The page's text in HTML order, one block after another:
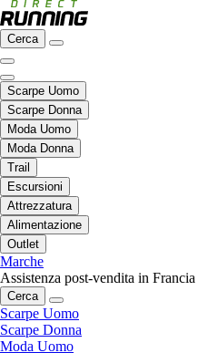
Cerca
Scarpe Uomo
Scarpe Donna
Moda Uomo
Moda Donna
Trail
Escursioni
Attrezzatura
Alimentazione
Outlet
Marche
Assistenza post-vendita in Francia
Cerca
Scarpe Uomo
Scarpe Donna
Moda Uomo